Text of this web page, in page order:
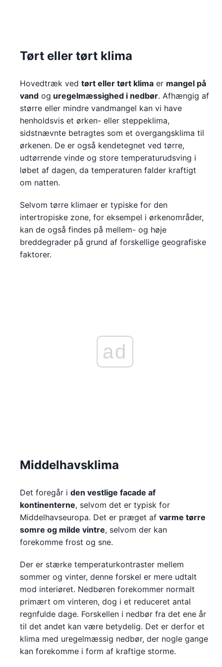
Tørt eller tørt klima
Hovedtræk ved tørt eller tørt klima er mangel på
vand og uregelmæssighed i nedbør. Afhængig af
større eller mindre vandmangel kan vi have
henholdsvis et ørken- eller steppeklima,
sidstnævnte betragtes som et overgangsklima til
ørkenen. De er også kendetegnet ved tørre,
udtørrende vinde og store temperaturudsving i
løbet af dagen, da temperaturen falder kraftigt
om natten.
Selvom tørre klimaer er typiske for den
intertropiske zone, for eksempel i ørkenområder,
kan de også findes på mellem- og høje
breddegrader på grund af forskellige geografiske
faktorer.
ad
Middelhavsklima
Det foregår i den vestlige facade af
kontinenterne, selvom det er typisk for
Middelhavseuropa. Det er præget af varme tørre
somre og milde vintre, selvom der kan
forekomme frost og sne.
Der er stærke temperaturkontraster mellem
sommer og vinter, denne forskel er mere udtalt
mod interiøret. Nedbøren forekommer normalt
primært om vinteren, dog i et reduceret antal
regnfulde dage. Forskellen i nedbør fra det ene år
til det andet kan være betydelig. Det er derfor et
klima med uregelmæssig nedbør, der nogle gange
kan forekomme i form af kraftige storme.